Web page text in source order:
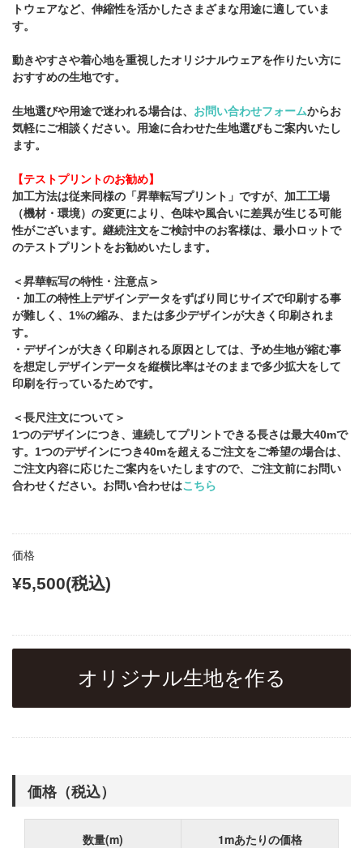
トウェアなど、伸縮性を活かしたさまざまな用途に適していま
す。
動きやすさや着心地を重視したオリジナルウェアを作りたい方に
おすすめの生地です。
生地選びや用途で迷われる場合は、 お問い合わせフォームからお
気軽にご相談ください。用途に合わせた生地選びもご案内いたし
ます。
【テストプリントのお勧め】
加工方法は従来同様の「昇華転写プリント」ですが、加工工場
（機材・環境）の変更により、色味や風合いに差異が生じる可能
性がございます。継続注文をご検討中のお客様は、最小ロットで
のテストプリントをお勧めいたします。
＜昇華転写の特性・注意点＞
・加工の特性上デザインデータをずばり同じサイズで印刷する事
が難しく、1%の縮み、または多少デザインが大きく印刷されま
す。
・デザインが大きく印刷される原因としては、予め生地が縮む事
を想定しデザインデータを縦横比率はそのままで多少拡大をして
印刷を行っているためです。
＜長尺注文について＞
1つのデザインにつき、連続してプリントできる長さは最大40mで
す。1つのデザインにつき40mを超えるご注文をご希望の場合は、
ご注文内容に応じたご案内をいたしますので、ご注文前にお問い
合わせください。お問い合わせはこちら
価格
¥5,500(税込)
オリジナル生地を作る
価格（税込）
数量(m) 1mあたりの価格